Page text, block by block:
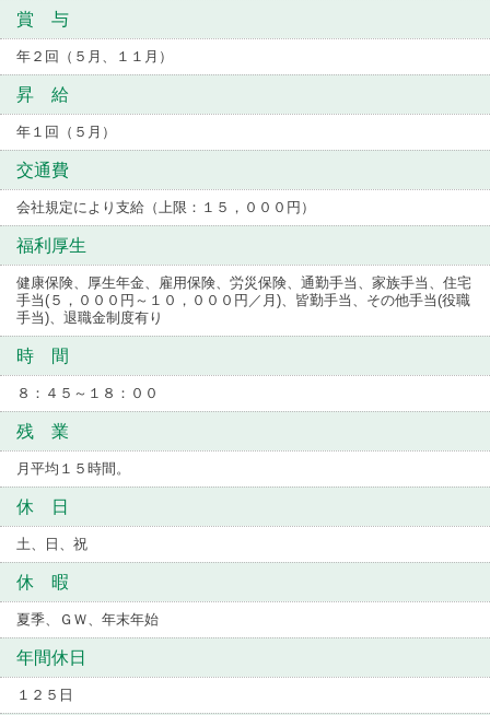
賞 与
年２回（５月、１１月）
昇 給
年１回（５月）
交通費
会社規定により支給（上限：１５，０００円）
福利厚生
健康保険、厚生年金、雇用保険、労災保険、通勤手当、家族手当、住宅
手当(５，０００円～１０，０００円／月)、皆勤手当、その他手当(役職
手当)、退職金制度有り
時 間
８：４５～１８：００
残 業
月平均１５時間。
休 日
土、日、祝
休 暇
夏季、ＧＷ、年末年始
年間休日
１２５日